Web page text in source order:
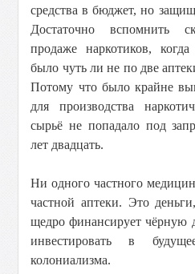
средства в бюджет, но
Достаточно вспомнить
продаже наркотиков,
было чуть ли не по две
Потому что было крайне
для производства
сырьё не попадало под
лет двадцать.
Ни одного частного
частной аптеки. Это
щедро финансирует чёрную
инвестировать в
колониализма.